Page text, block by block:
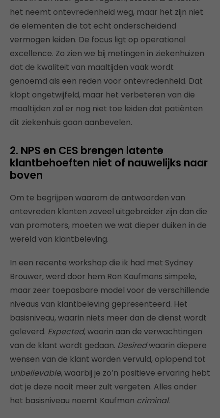
het neemt ontevredenheid weg, maar het zijn niet
de elementen die tot echt onderscheidend
vermogen leiden. De focus ligt op operational
excellence. Zo zien we bij metingen in ziekenhuizen
dat de kwaliteit van maaltijden vaak wordt
genoemd als een reden voor ontevredenheid. Dat
klopt ongetwijfeld, maar het verbeteren van die
maaltijden zal er nog niet toe leiden dat patiënten
dit ziekenhuis gaan aanbevelen.
2. NPS en CES brengen latente
klantbehoeften niet of nauwelijks naar
boven
Om te begrijpen waarom de antwoorden van
ontevreden klanten zoveel uitgebreider zijn dan die
van promoters, moeten we wat dieper duiken in de
wereld van klantbeleving.
In een recente workshop die ik had met Sydney
Brouwer, werd door hem Ron Kaufmans simpele,
maar zeer toepasbare model voor de verschillende
niveaus van klantbeleving gepresenteerd. Het
basisniveau, waarin niets meer dan de dienst wordt
geleverd. Expected, waarin aan de verwachtingen
van de klant wordt gedaan. Desiredwaarin diepere
wensen van de klant worden vervuld, oplopend tot
unbelievable, waarbij je zo’n positieve ervaring hebt
dat je deze nooit meer zult vergeten. Alles onder
het basisniveau noemt Kaufman criminal.